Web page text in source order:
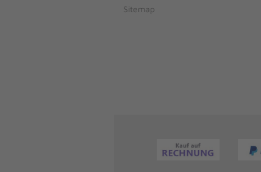
Sitemap